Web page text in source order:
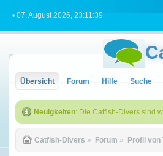
• 07. August 2026, 23:11:39
Übersicht Forum Hilfe Suche
Neuigkeiten: Die Catfish-Divers sind
Catfish-Divers » Forum » Profil